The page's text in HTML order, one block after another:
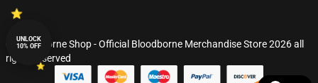
© Bloodborne Shop - Official Bloodborne Merchandise Store 2026 all
rights reserved
UNLOCK
10% OFF